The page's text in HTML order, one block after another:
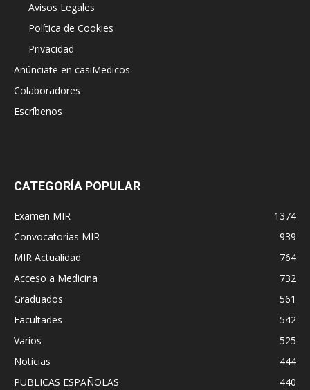
Avisos Legales
Política de Cookies
Privacidad
Anúnciate en casiMedicos
Colaboradores
Escríbenos
CATEGORÍA POPULAR
Examen MIR
1374
Convocatorias MIR
939
MIR Actualidad
764
Acceso a Medicina
732
Graduados
561
Facultades
542
Varios
525
Noticias
444
PUBLICAS ESPAÑOLAS
440